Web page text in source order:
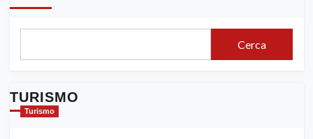
Cerca
TURISMO
Turismo